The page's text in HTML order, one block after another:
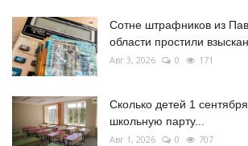
Сотне штрафников из
области простили
Авг 3, 2026 0 171
Сколько детей 1
школьную парту...
Авг 1, 2026 0 707